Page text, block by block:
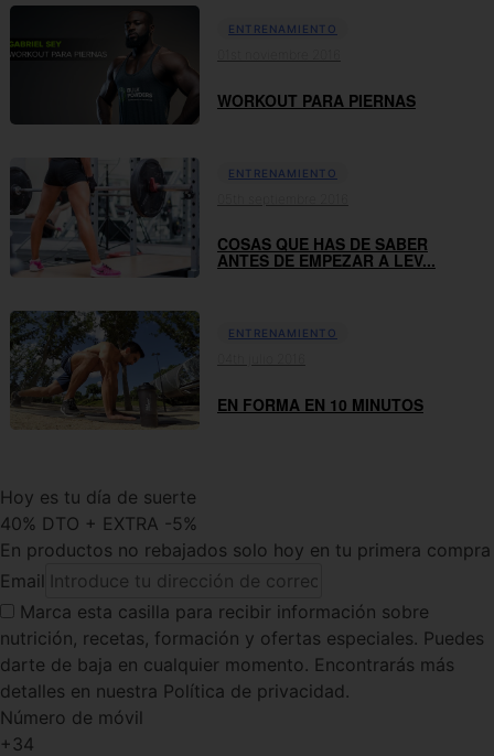
ENTRENAMIENTO
WORKOUT PARA PIERNAS
ENTRENAMIENTO
COSAS QUE HAS DE SABER
ANTES DE EMPEZAR A LEV...
ENTRENAMIENTO
EN FORMA EN 10 MINUTOS
Hoy es tu día de suerte
40% DTO + EXTRA -5%
En productos no rebajados solo hoy en tu primera compra
Email
Marca esta casilla para recibir información sobre
nutrición, recetas, formación y ofertas especiales. Puedes
darte de baja en cualquier momento. Encontrarás más
detalles en nuestra Política de privacidad.
Número de móvil
+34